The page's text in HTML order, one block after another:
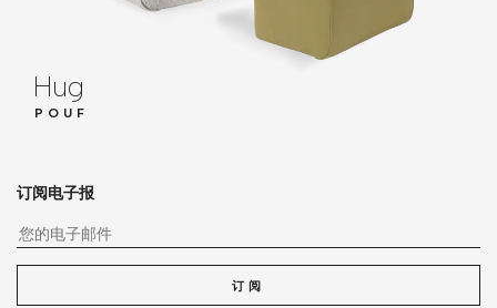
Hug
POUF
订阅电子报
订阅